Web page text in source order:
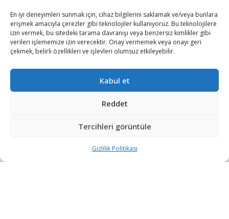
En iyi deneyimleri sunmak için, cihaz bilgilerini saklamak ve/veya bunlara
erişmek amacıyla çerezler gibi teknolojiler kullanıyoruz. Bu teknolojilere
izin vermek, bu sitedeki tarama davranışı veya benzersiz kimlikler gibi
verileri işlememize izin verecektir. Onay vermemek veya onayı geri
çekmek, belirli özellikleri ve işlevleri olumsuz etkileyebilir.
Kabul et
Reddet
Tercihleri görüntüle
Gizlilik Politikası